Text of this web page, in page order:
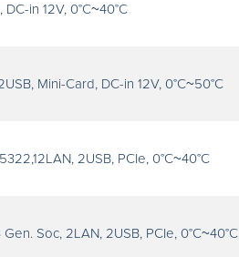
in 12V, 0°C~40°C
Mini-Card, DC-in 12V, 0°C~50°C
2USB, PCIe, 0°C~40°C
Soc, 2LAN, 2USB, PCIe, 0°C~40°C